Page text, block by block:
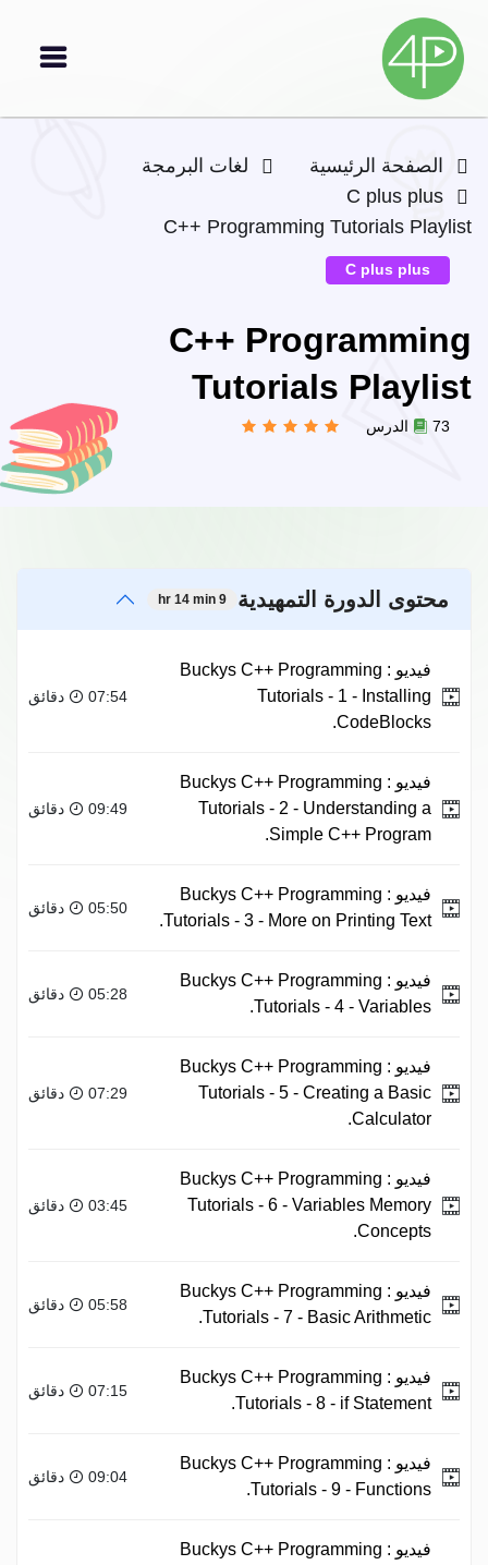
الصفحة الرئيسية
لغات البرمجة
C plus plus
C++ Programming Tutorials Playlist
C plus plus
C++ Programming
Tutorials Playlist
73 الدرس
محتوى الدورة التمهيدية 9 hr 14 min
فيديو : Buckys C++ Programming
Tutorials - 1 - Installing
CodeBlocks.
07:54 دقائق
فيديو : Buckys C++ Programming
Tutorials - 2 - Understanding a
Simple C++ Program.
09:49 دقائق
فيديو : Buckys C++ Programming
Tutorials - 3 - More on Printing Text.
05:50 دقائق
فيديو : Buckys C++ Programming
Tutorials - 4 - Variables.
05:28 دقائق
فيديو : Buckys C++ Programming
Tutorials - 5 - Creating a Basic
Calculator.
07:29 دقائق
فيديو : Buckys C++ Programming
Tutorials - 6 - Variables Memory
Concepts.
03:45 دقائق
فيديو : Buckys C++ Programming
Tutorials - 7 - Basic Arithmetic.
05:58 دقائق
فيديو : Buckys C++ Programming
Tutorials - 8 - if Statement.
07:15 دقائق
فيديو : Buckys C++ Programming
Tutorials - 9 - Functions.
09:04 دقائق
فيديو : Buckys C++ Programming